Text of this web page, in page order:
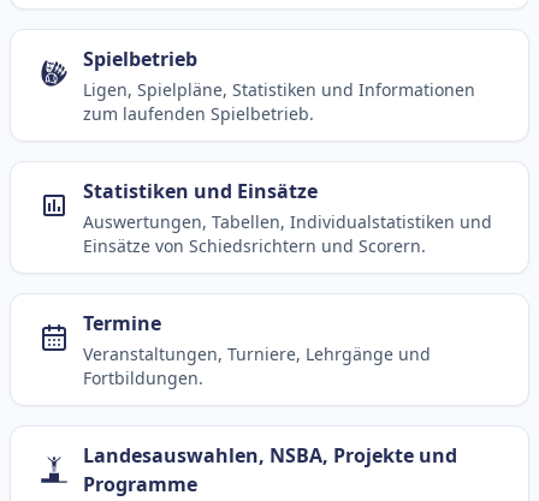
Spielbetrieb
Ligen, Spielpläne, Statistiken und Informationen
zum laufenden Spielbetrieb.
Statistiken und Einsätze
Auswertungen, Tabellen, Individualstatistiken und
Einsätze von Schiedsrichtern und Scorern.
Termine
Veranstaltungen, Turniere, Lehrgänge und
Fortbildungen.
Landesauswahlen, NSBA, Projekte und
Programme